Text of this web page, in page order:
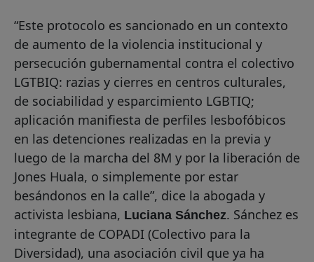
“Este protocolo es sancionado en un contexto
de aumento de la violencia institucional y
persecución gubernamental contra el colectivo
LGTBIQ: razias y cierres en centros culturales,
de sociabilidad y esparcimiento LGBTIQ;
aplicación manifiesta de perfiles lesbofóbicos
en las detenciones realizadas en la previa y
luego de la marcha del 8M y por la liberación de
Jones Huala, o simplemente por estar
besándonos en la calle”, dice la abogada y
activista lesbiana, Luciana Sánchez. Sánchez es
integrante de COPADI (Colectivo para la
Diversidad), una asociación civil que ya ha